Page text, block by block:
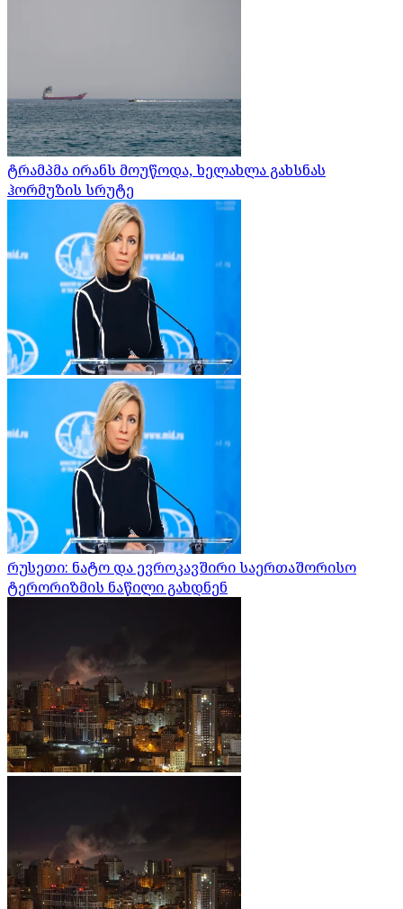
ტრამპმა ირანს მოუწოდა, ხელახლა გახსნას
ჰორმუზის სრუტე
რუსეთი: ნატო და ევროკავშირი საერთაშორისო
ტერორიზმის ნაწილი გახდნენ